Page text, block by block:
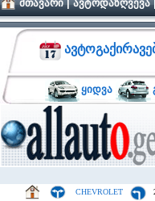
მთავარი|ავტოდაზღვევა
ყიდვა
CHEVROLET